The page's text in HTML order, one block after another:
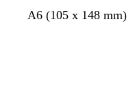
m
a
A6 (105 x 148 mm)